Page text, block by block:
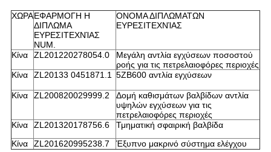
ΧΩΡΑΕΦΑΡΜΟΓΗ Η
ΔΙΠΛΩΜΑ
ΕΥΡΕΣΙΤΕΧΝΊΑΣ
NUM.
ΟΝΟΜΑ ΔΙΠΛΩΜΑΤΩΝ
ΕΥΡΕΣΙΤΕΧΝΊΑΣ
Κίνα ZL201220278054.0
Μεγάλη αντλία εγχύσεων ποσοστού
ροής για τις πετρελαιοφόρες περιοχές
Κίνα
ZL20133 0451871.1 5ZB600 αντλία εγχύσεων
Κίνα ZL200820029999.2
Δομή καθισμάτων βαλβίδων αντλία
υψηλών εγχύσεων για τις
πετρελαιοφόρες περιοχές
Κίνα
ZL201320178756.6
Τμηματική σφαιρική βαλβίδα
Κίνα
ZL201620995238.7 Έξυπνο μακρινό σύστημα ελέγχου